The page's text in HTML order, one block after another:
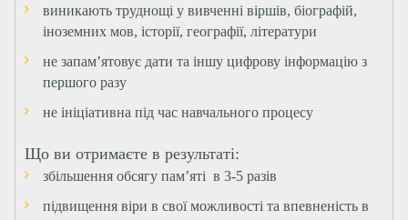
виникають труднощі у вивченні віршів, біографій,
іноземних мов, історії, географії, літератури
не запам’ятовує дати та іншу цифрову інформацію з
першого разу
не ініціативна під час навчального процесу
Що ви отримаєте в результаті:
збільшення обсягу пам’яті в 3-5 разів
підвищення віри в свої можливості та впевненість в